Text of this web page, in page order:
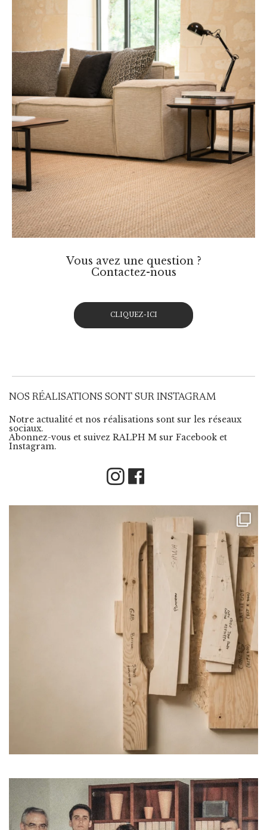
Vous avez une question ?
Contactez-nous
CLIQUEZ-ICI
NOS RÉALISATIONS SONT SUR INSTAGRAM
Notre actualité et nos réalisations sont sur les réseaux
sociaux.
Abonnez-vous et suivez RALPH M sur Facebook et
Instagram.
Instagram